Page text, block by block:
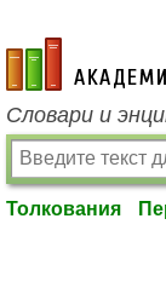
academic.ru
Словари и
Толкования